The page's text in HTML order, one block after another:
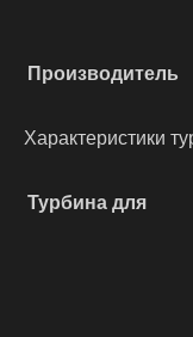
Производитель
Характеристики
Турбина для